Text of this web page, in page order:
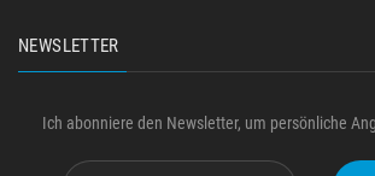
NEWSLETTER
Ich abonniere den Newsletter, um persönliche